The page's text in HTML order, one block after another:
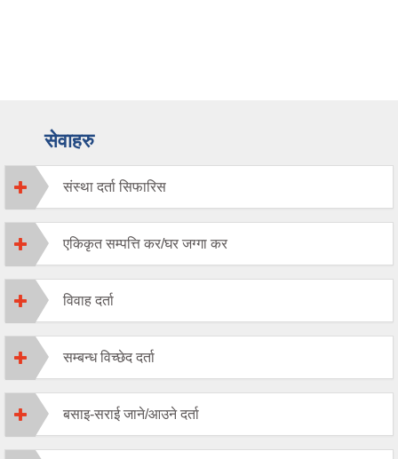
सेवाहरु
संस्था दर्ता सिफारिस
एकिकृत सम्पत्ति कर/घर जग्गा कर
विवाह दर्ता
सम्बन्ध विच्छेद दर्ता
बसाइ-सराई जाने/आउने दर्ता